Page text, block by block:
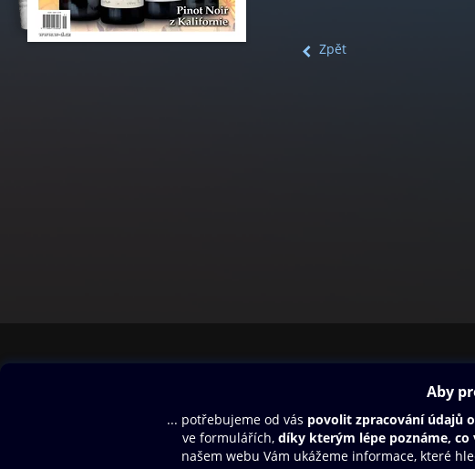
Zpět
Aplikace a hry
SMS/MMS Info
Blog
Dárkový poukaz
Nápověda